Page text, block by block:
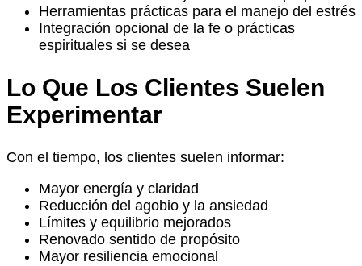
Herramientas prácticas para el manejo del estrés
Integración opcional de la fe o prácticas
espirituales si se desea
Lo Que Los Clientes Suelen
Experimentar
Con el tiempo, los clientes suelen informar:
Mayor energía y claridad
Reducción del agobio y la ansiedad
Límites y equilibrio mejorados
Renovado sentido de propósito
Mayor resiliencia emocional